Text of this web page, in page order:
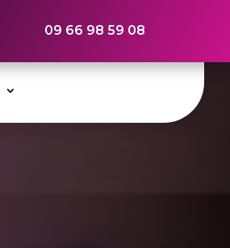
09 66 98 59 08